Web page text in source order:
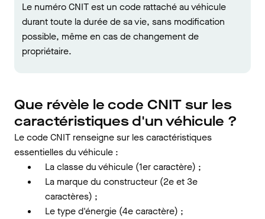
Le numéro CNIT est un code rattaché au véhicule
durant toute la durée de sa vie, sans modification
possible, même en cas de changement de
propriétaire.
Que révèle le code CNIT sur les
caractéristiques d'un véhicule ?
Le code CNIT renseigne sur les caractéristiques
essentielles du véhicule :
La classe du véhicule (1er caractère) ;
La marque du constructeur (2e et 3e
caractères) ;
Le type d'énergie (4e caractère) ;